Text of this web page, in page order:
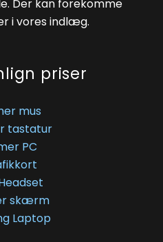
Der kan forekomme
i vores indlæg.
priser
mus
tastatur
PC
skærm
Laptop